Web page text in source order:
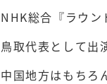
NHK総合『ラウン
鳥取代表として出
中国地方はもちろ